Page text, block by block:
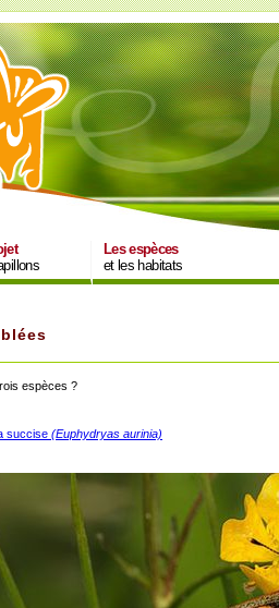
Les espèces
et les habitats
espèces ?
succise (Euphydryas aurinia)